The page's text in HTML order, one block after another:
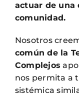
actuar de una
comunidad.
Nosotros
común de la
Complejos
nos permita a
sistémica